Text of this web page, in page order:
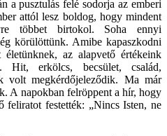
a pusztulás felé sodorja az emberi
attól lesz boldog, hogy mindent
többet birtokol. Soha ennyi
körülöttünk. Amibe kapaszkodni
az alapvető értékeink
Hit, erkölcs, becsület, család,
volt megkérdőjeleződik. Ma már
A napokban felröppent a hír, hogy
feliratot festették: „Nincs Isten, ne